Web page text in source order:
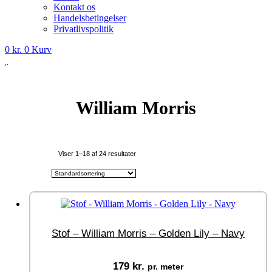
Kontakt os
Handelsbetingelser
Privatlivspolitik
0 kr. 0 Kurv
William Morris
Viser 1–18 af 24 resultater
Stof – William Morris – Golden Lily – Navy
179 kr. pr. meter